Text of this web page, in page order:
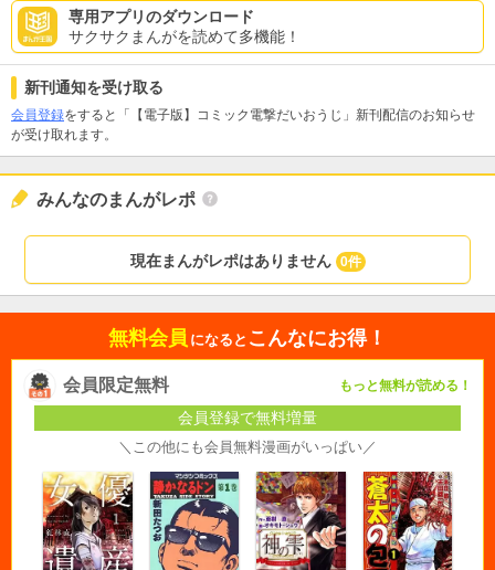
専用アプリのダウンロード
サクサクまんがを読めて多機能！
新刊通知を受け取る
会員登録をすると「【電子版】コミック電撃だいおうじ」新刊配信のお知らせ
が受け取れます。
みんなのまんがレポ
現在まんがレポはありません 0件
無料会員 になると こんなにお得！
会員限定無料 もっと無料が読める！
会員登録で無料増量
＼この他にも会員無料漫画がいっぱい／